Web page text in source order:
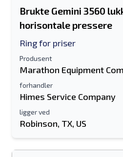
Brukte Gemini 3560
horisontale pressere
Ring for priser
Produsent
Marathon Equipment
forhandler
Himes Service Company
ligger ved
Robinson, TX, US